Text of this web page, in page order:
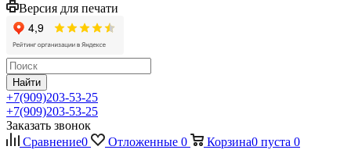
Версия для печати
Найти
+7(909)203-53-25
+7(909)203-53-25
Заказать звонок
Сравнение0 Отложенные 0 Корзина0 пуста 0